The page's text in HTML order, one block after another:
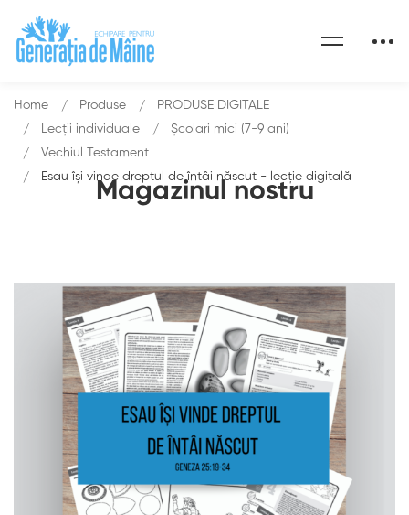
Magazinul nostru
Home Produse
PRODUSE DIGITALE
Lecții individuale
Școlari mici (7-9 ani)
Vechiul Testament
Esau își vinde dreptul de întâi născut - lecție digitală